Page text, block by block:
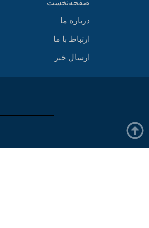
صفحه‌نخست
درباره ما
ارتباط با ما
ارسال خبر